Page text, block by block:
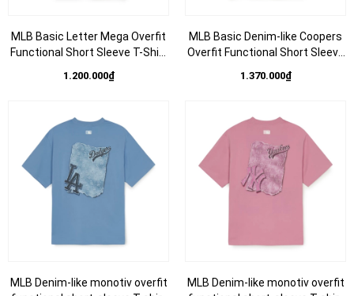
MLB Basic Letter Mega Overfit
Functional Short Sleeve T-Shirt
tròn tay lỡ màu trắng
1.200.000₫
MLB Basic Denim-like Coopers
Overfit Functional Short Sleeve
thun cổ tròn tay lỡ màu trắng
1.370.000₫
MLB Denim-like monotiv overfit
MLB Denim-like monotiv overfit